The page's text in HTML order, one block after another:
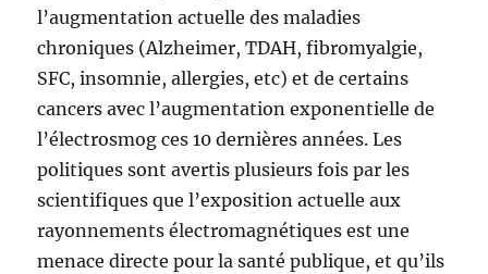
l’augmentation actuelle des maladies
chroniques (Alzheimer, TDAH, fibromyalgie,
SFC, insomnie, allergies, etc) et de certains
cancers avec l’augmentation exponentielle de
l’électrosmog ces 10 dernières années. Les
politiques sont avertis plusieurs fois par les
scientifiques que l’exposition actuelle aux
rayonnements électromagnétiques est une
menace directe pour la santé publique, et qu’ils